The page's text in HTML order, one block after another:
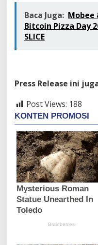
Baca Juga: Mobee
Bitcoin Pizza Day
SLICE
Press Release ini
Post Views: 188